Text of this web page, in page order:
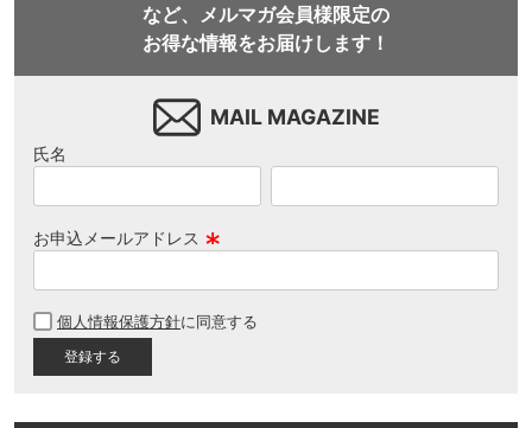
など、メルマガ会員様限定の
お得な情報をお届けします！
MAIL MAGAZINE
氏名
お申込メールアドレス
須
個人情報保護方針に同意する